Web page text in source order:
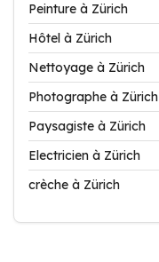
Peinture à Zürich
Hôtel à Zürich
Nettoyage à Zürich
Photographe à Zürich
Paysagiste à Zürich
Electricien à Zürich
crèche à Zürich